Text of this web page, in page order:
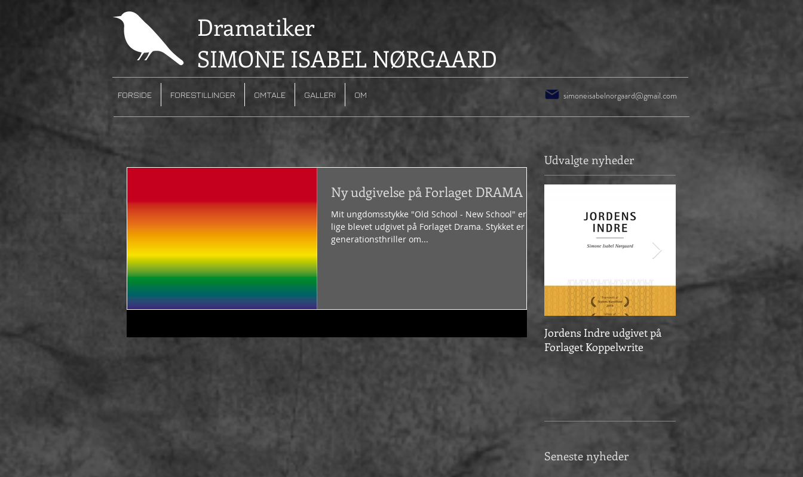
Dramatiker
SIMONE ISABEL NØRGAARD
FORSIDE FORESTILLINGER OMTALE GALLERI OM simoneisabelnorgaard@gmail.com
Ny udgivelse på Forlaget DRAMA
Mit ungdomsstykke "Old School - New School" er
lige blevet udgivet på Forlaget Drama. Stykket er en
generationsthriller om...
Udvalgte nyheder
Jordens Indre udgivet på
Forlaget Koppelwrite
Seneste nyheder